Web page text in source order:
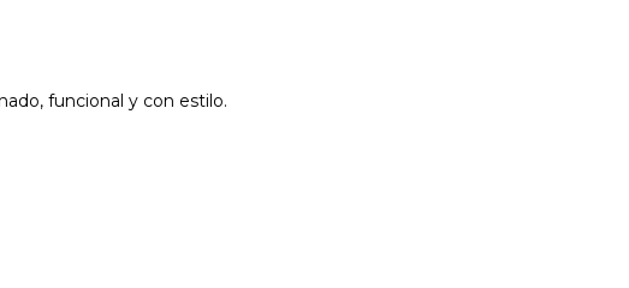
funcional y con estilo.